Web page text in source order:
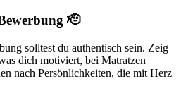
🫡
solltest du authentisch sein. Zeig
dich motiviert, bei Matratzen
nach Persönlichkeiten, die mit Herz